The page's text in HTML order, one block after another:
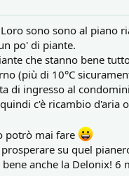
sono sono al piano
po' di piante.
che stanno bene
(più di 10°C
di ingresso al
c'è ricambio d'aria
potrò mai fare
su quel
anche la Delonix! 6